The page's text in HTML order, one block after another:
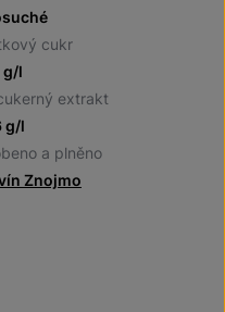
cukr
g/l
extrakt
g/l
a plněno
Znojmo